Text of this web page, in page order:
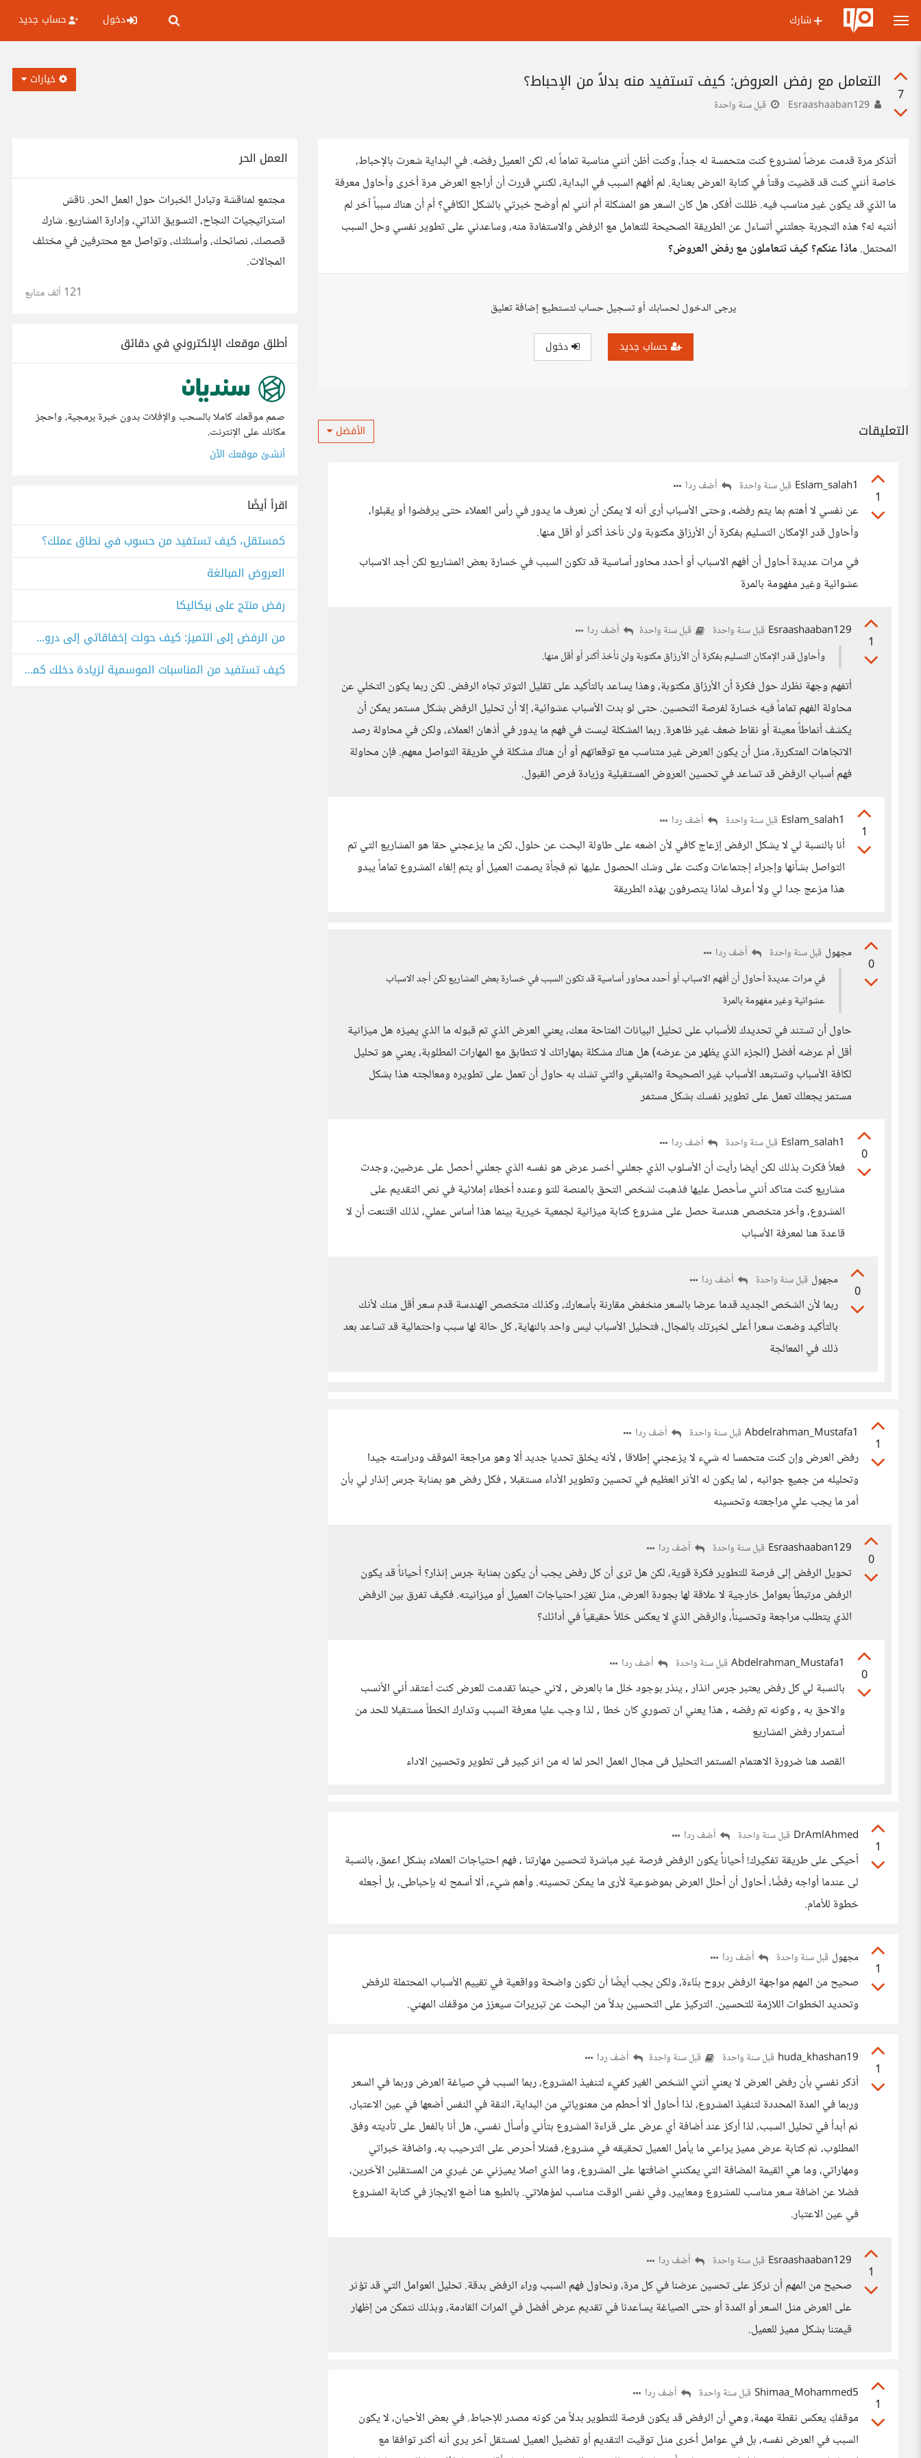
شارك دخول حساب جديد
7
التعامل مع رفض العروض: كيف تستفيد منه بدلاً من الإحباط؟
قبل سنة واحدة
خيارات
أتذكر مرة قدمت عرضاً لمشروع كنت متحمسة له جداً، وكنت أظن أنني مناسبة تماماً له، لكن العميل رفضه. في البداية شعرت بالإحباط،
خاصة أنني كنت قد قضيت وقتاً في كتابة العرض بعناية. لم أفهم السبب في البداية، لكنني قررت أن أراجع العرض مرة أخرى وأحاول معرفة
ما الذي قد يكون غير مناسب فيه. ظللت أفكر، هل كان السعر هو المشكلة أم أنني لم أوضح خبرتي بالشكل الكافي؟ أم أن هناك سبباً آخر لم
أنتبه له؟ هذه التجربة جعلتني أتساءل عن الطريقة الصحيحة للتعامل مع الرفض والاستفادة منه، وساعدني على تطوير نفسي وحل السبب
المحتمل.ماذا عنكم؟ كيف تتعاملون مع رفض العروض؟
يرجى الدخول لحسابك أو تسجيل حساب لتستطيع إضافة تعليق
حساب جديد دخول
التعليقات الأفضل
1
Eslam_salah1 قبل سنة واحدة أضف ردا
عن نفسي لا أهتم بما يتم رفضه، وحتى الأسباب أرى أنه لا يمكن أن نعرف ما يدور في رأس العملاء حتى يرفضوا أو يقبلوا،
وأحاول قدر الإمكان التسليم بفكرة أن الأرزاق مكتوبة ولن نأخذ أكثر أو أقل منها.
في مرات عديدة أحاول أن أفهم الاسباب أو أحدد محاور أساسية قد تكون السبب في خسارة بعض المشاريع لكن أجد الاسباب
عشوائية وغير مفهومة بالمرة
1
Esraashaaban129 قبل سنة واحدة قبل سنة واحدة
أضف ردا
وأحاول قدر الإمكان التسليم بفكرة أن الأرزاق مكتوبة ولن نأخذ أكثر أو أقل منها.
أتفهم وجهة نظرك حول فكرة أن الأرزاق مكتوبة، وهذا يساعد بالتأكيد على تقليل التوتر تجاه الرفض. لكن ربما يكون التخلي عن
محاولة الفهم تماماً فيه خسارة لفرصة التحسين. حتى لو بدت الأسباب عشوائية، إلا أن تحليل الرفض بشكل مستمر يمكن أن
يكشف أنماطاً معينة أو نقاط ضعف غير ظاهرة. ربما المشكلة ليست في فهم ما يدور في أذهان العملاء، ولكن في محاولة رصد
الاتجاهات المتكررة، مثل أن يكون العرض غير متناسب مع توقعاتهم أو أن هناك مشكلة في طريقة التواصل معهم. فإن محاولة
فهم أسباب الرفض قد تساعد في تحسين العروض المستقبلية وزيادة فرص القبول.
1
Eslam_salah1 قبل سنة واحدة أضف ردا
أنا بالنسبة لي لا يشكل الرفض إزعاج كافي لأن اضعه على طاولة البحث عن حلول، لكن ما يزعجني حقا هو المشاريع التي تم
التواصل بشأنها وإجراء إجتماعات وكنت على وشك الحصول عليها ثم فجأة يصمت العميل أو يتم إلغاء المشروع تماماً يبدو
هذا مزعج جدا لي ولا أعرف لماذا يتصرفون بهذه الطريقة
0
مجهول قبل سنة واحدة
أضف ردا
في مرات عديدة أحاول أن أفهم الاسباب أو أحدد محاور أساسية قد تكون السبب في خسارة بعض المشاريع لكن أجد الاسباب
عشوائية وغير مفهومة بالمرة
حاول أن تستند في تحديدك للأسباب على تحليل البيانات المتاحة معك، يعني العرض الذي تم قبوله ما الذي يميزه هل ميزانية
أقل أم عرضه أفضل (الجزء الذي يظهر من عرضه) هل هناك مشكلة بمهاراتك لا تتطابق مع المهارات المطلوبة، يعني هو تحليل
لكافة الأسباب وتستبعد الأسباب غير الصحيحة والمتبقي والتي تشك به حاول أن تعمل على تطويره ومعالجته هذا بشكل
مستمر يجعلك تعمل على تطوير نفسك بشكل مستمر
0
Eslam_salah1 قبل سنة واحدة أضف ردا
فعلاً فكرت بذلك لكن أيضا رأيت أن الأسلوب الذي جعلني أخسر عرض هو نفسه الذي جعلني أحصل على عرضين، وجدت
مشاريع كنت متاكد أنني سأحصل عليها فذهبت لشخص التحق بالمنصة للتو وعنده أخطاء إملائية في نص التقديم على
المشروع، وآخر متخصص هندسة حصل على مشروع كتابة ميزانية لجمعية خيرية بينما هذا أساس عملي، لذلك اقتنعت أن لا
قاعدة هنا لمعرفة الأسباب
0
مجهول قبل سنة واحدة أضف ردا
ربما لأن الشخص الجديد قدما عرضا بالسعر منخفض مقارنة بأسعارك، وكذلك متخصص الهندسة قدم سعر أقل منك لأنك
بالتأكيد وضعت سعرا أعلى لخبرتك بالمجال، فتحليل الأسباب ليس واحد بالنهاية، كل حالة لها سبب واحتمالية قد تساعد بعد
ذلك في المعالجة
1
Abdelrahman_Mustafa1 قبل سنة واحدة أضف ردا
رفض العرض وإن كنت متحمسا له شيء لا يزعجني إطلاقا , لأنه يخلق تحديا جديد ألا وهو مراجعة الموقف ودراسته جيدا
وتحليله من جميع جوانبه , لما يكون له الأثر العظيم في تحسين وتطوير الأداء مستقبلا , فكل رفض هو بمثابة جرس إنذار لي بأن
أمر ما يجب علي مراجعته وتحسينه
0
Esraashaaban129 قبل سنة واحدة أضف ردا
تحويل الرفض إلى فرصة للتطوير فكرة قوية، لكن هل ترى أن كل رفض يجب أن يكون بمثابة جرس إنذار؟ أحياناً قد يكون
الرفض مرتبطاً بعوامل خارجية لا علاقة لها بجودة العرض، مثل تغيّر احتياجات العميل أو ميزانيته. فكيف تفرق بين الرفض
الذي يتطلب مراجعة وتحسيناً، والرفض الذي لا يعكس خللاً حقيقياً في أدائك؟
0
Abdelrahman_Mustafa1 قبل سنة واحدة أضف ردا
بالنسبة لي كل رفض يعتبر جرس انذار , ينذر بوجود خلل ما بالعرض , لاني حينما تقدمت للعرض كنت أعتقد أني الأنسب
والاحق به , وكونه تم رفضه , هذا يعني ان تصوري كان خطا , لذا وجب عليا معرفة السبب وتدارك الخطأ مستقبلا للحد من
أستمرار رفض المشاريع
القصد هنا ضرورة الاهتمام المستمر التحليل فى مجال العمل الحر لما له من اثر كبير فى تطوير وتحسين الاداء
1
DrAmlAhmed قبل سنة واحدة أضف ردا
أحيكى على طريقة تفكيرك! أحياناً يكون الرفض فرصة غير مباشرة لتحسين مهارتنا ، فهم احتياجات العملاء بشكل اعمق، بالنسبة
لى عندما أواجه رفضًا، أحاول أن أحلل العرض بموضوعية لأرى ما يمكن تحسينه. وأهم شيء، ألا أسمح له بإحباطى، بل أجعله
خطوة للأمام.
1
مجهول قبل سنة واحدة أضف ردا
صحيح من المهم مواجهة الرفض بروح بنّاءة، ولكن يجب أيضًا أن تكون واضحة وواقعية في تقييم الأسباب المحتملة للرفض
وتحديد الخطوات اللازمة للتحسين. التركيز على التحسين بدلاً من البحث عن تبريرات سيعزز من موقفك المهني.
1
huda_khashan19 قبل سنة واحدة قبل سنة واحدة أضف ردا
أذكر نفسي بأن رفض العرض لا يعني أنني الشخص الغير كفيء لتنفيذ المشروع، ربما السبب في صياغة العرض وربما في السعر
وربما في المدة المحددة لتنفيذ المشروع، لذا أحاول ألا أحطم من معنوياتي من البداية، الثقة في النفس أضعها في عين الاعتبار،
ثم أبدأ في تحليل السبب، لذا أركز عند أضافة أي عرض على قراءة المشروع بتأني وأسأل نفسي، هل أنا بالفعل على تأديته وفق
المطلوب، ثم كتابة عرض مميز يراعي ما يأمل العميل تحقيقه في مشروع، فمثلا أحرص على الترحيب به، واضافة خبراتي
ومهاراتي، وما هي القيمة المضافة التي يمكنني اضافتها على المشروع، وما الذي اصلا يميزني عن غيري من المستقلين الآخرين،
فضلا عن اضافة سعر مناسب للمشروع ومعايير، وفي نفس الوقت مناسب لمؤهلاتي. بالطبع هنا أضع الايجاز في كتابة المشروع
في عين الاعتبار.
1
Esraashaaban129 قبل سنة واحدة أضف ردا
صحيح من المهم أن نركز على تحسين عرضنا في كل مرة، ونحاول فهم السبب وراء الرفض بدقة. تحليل العوامل التي قد تؤثر
على العرض مثل السعر أو المدة أو حتى الصياغة يساعدنا في تقديم عرض أفضل في المرات القادمة، وبذلك نتمكن من إظهار
قيمتنا بشكل مميز للعميل.
1
Shimaa_Mohammed5 قبل سنة واحدة أضف ردا
موقفكِ يعكس نقطة مهمة، وهي أن الرفض قد يكون فرصة للتطوير بدلاً من كونه مصدر للإحباط. في بعض الأحيان، لا يكون
السبب في العرض نفسه، بل في عوامل أخرى مثل توقيت التقديم أو تفضيل العميل لمستقل آخر يرى أنه أكثر توافقا مع
العمل الحر
مجتمع لمناقشة وتبادل الخبرات حول العمل الحر. ناقش
استراتيجيات النجاح، التسويق الذاتي، وإدارة المشاريع. شارك
قصصك، نصائحك، وأسئلتك، وتواصل مع محترفين في مختلف
المجالات.
121 ألف متابع
أطلق موقعك الإلكتروني في دقائق
صمم موقعك كاملا بالسحب والإفلات بدون خبرة برمجية، واحجز
مكانك على الإنترنت.
أنشئ موقعك الآن
اقرأ أيضًا
كمستقل، كيف تستفيد من حسوب في نطاق عملك؟
العروض المبالغة
رفض منتج على بيكاليكا
من الرفض إلى التميز: كيف حولت إخفاقاتي إلى دروس لا تُنسى؟
كيف تستفيد من المناسبات الموسمية لزيادة دخلك كمستقل؟